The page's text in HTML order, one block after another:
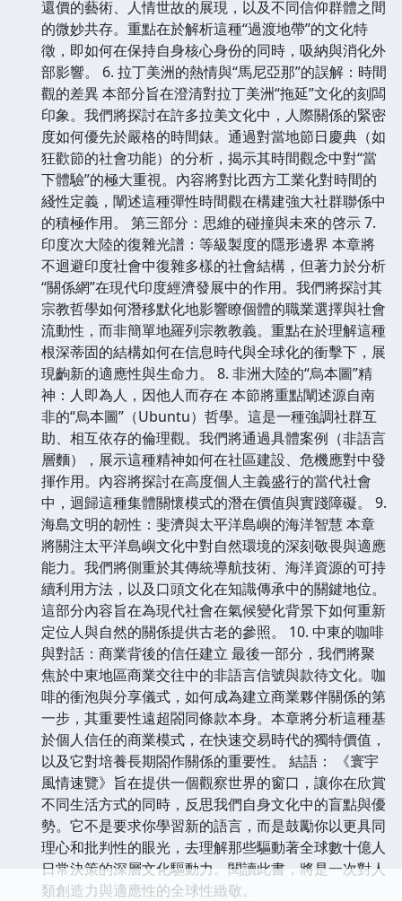
還價的藝術、人情世故的展現，以及不同信仰群體之間
的微妙共存。重點在於解析這種“過渡地帶”的文化特
徵，即如何在保持自身核心身份的同時，吸納與消化外
部影響。 6. 拉丁美洲的熱情與“馬尼亞那”的誤解：時間
觀的差異 本部分旨在澄清對拉丁美洲“拖延”文化的刻闆
印象。我們將探討在許多拉美文化中，人際關係的緊密
度如何優先於嚴格的時間錶。通過對當地節日慶典（如
狂歡節的社會功能）的分析，揭示其時間觀念中對“當
下體驗”的極大重視。內容將對比西方工業化對時間的
綫性定義，闡述這種彈性時間觀在構建強大社群聯係中
的積極作用。 第三部分：思維的碰撞與未來的啓示 7.
印度次大陸的復雜光譜：等級製度的隱形邊界 本章將
不迴避印度社會中復雜多樣的社會結構，但著力於分析
“關係網”在現代印度經濟發展中的作用。我們將探討其
宗教哲學如何潛移默化地影響瞭個體的職業選擇與社會
流動性，而非簡單地羅列宗教教義。重點在於理解這種
根深蒂固的結構如何在信息時代與全球化的衝擊下，展
現齣新的適應性與生命力。 8. 非洲大陸的“烏本圖”精
神：人即為人，因他人而存在 本節將重點闡述源自南
非的“烏本圖”（Ubuntu）哲學。這是一種強調社群互
助、相互依存的倫理觀。我們將通過具體案例（非語言
層麵），展示這種精神如何在社區建設、危機應對中發
揮作用。內容將探討在高度個人主義盛行的當代社會
中，迴歸這種集體關懷模式的潛在價值與實踐障礙。 9.
海島文明的韌性：斐濟與太平洋島嶼的海洋智慧 本章
將關注太平洋島嶼文化中對自然環境的深刻敬畏與適應
能力。我們將側重於其傳統導航技術、海洋資源的可持
續利用方法，以及口頭文化在知識傳承中的關鍵地位。
這部分內容旨在為現代社會在氣候變化背景下如何重新
定位人與自然的關係提供古老的參照。 10. 中東的咖啡
與對話：商業背後的信任建立 最後一部分，我們將聚
焦於中東地區商業交往中的非語言信號與款待文化。咖
啡的衝泡與分享儀式，如何成為建立商業夥伴關係的第
一步，其重要性遠超閤同條款本身。本章將分析這種基
於個人信任的商業模式，在快速交易時代的獨特價值，
以及它對培養長期閤作關係的重要性。 結語： 《寰宇
風情速覽》旨在提供一個觀察世界的窗口，讓你在欣賞
不同生活方式的同時，反思我們自身文化中的盲點與優
勢。它不是要求你學習新的語言，而是鼓勵你以更具同
理心和批判性的眼光，去理解那些驅動著全球數十億人
日常決策的深層文化驅動力。閱讀此書，將是一次對人
類創造力與適應性的全球性緻敬。